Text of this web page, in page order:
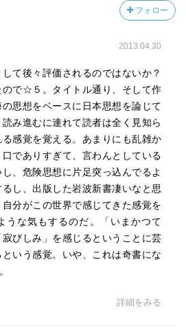
フォロー
2013.04.30
て後々評価されるのではないか？
ので☆５。タイトル通り、そして作
思想をベースに日本思想を論じて
み進むに連れて読者は全く見知ら
感覚を覚える。あまりにも乱雑か
でありすぎて、言わんとしている
、危険思想に片足突っ込んでるよ
し、出版した岩波新書凄いなと思
分がこの世界で感じてきた感覚を
うな気もするのだ。「いまかつて
びしみ」を感じるということに芸
いう感覚。いや、これは奇書にな
詳細をみる